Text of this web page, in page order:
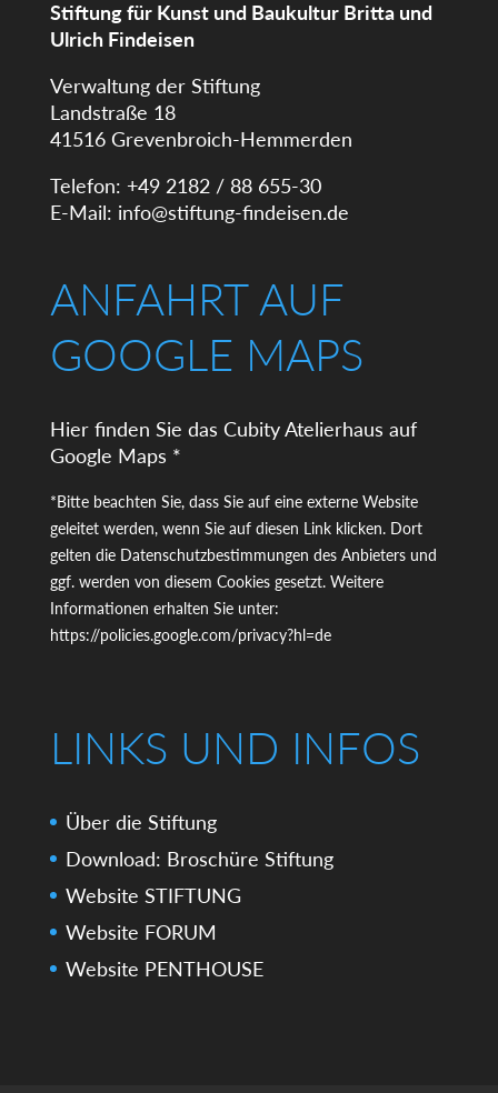
Stiftung für Kunst und Baukultur Britta und
Ulrich Findeisen
Verwaltung der Stiftung
Landstraße 18
41516 Grevenbroich-Hemmerden
Telefon: +49 2182 / 88 655-30
E-Mail: info@stiftung-findeisen.de
ANFAHRT AUF
GOOGLE MAPS
Hier finden Sie das Cubity Atelierhaus auf
Google Maps *
*Bitte beachten Sie, dass Sie auf eine externe Website
geleitet werden, wenn Sie auf diesen Link klicken. Dort
gelten die Datenschutzbestimmungen des Anbieters und
ggf. werden von diesem Cookies gesetzt. Weitere
Informationen erhalten Sie unter:
https://policies.google.com/privacy?hl=de
LINKS UND INFOS
Über die Stiftung
Download: Broschüre Stiftung
Website STIFTUNG
Website FORUM
Website PENTHOUSE